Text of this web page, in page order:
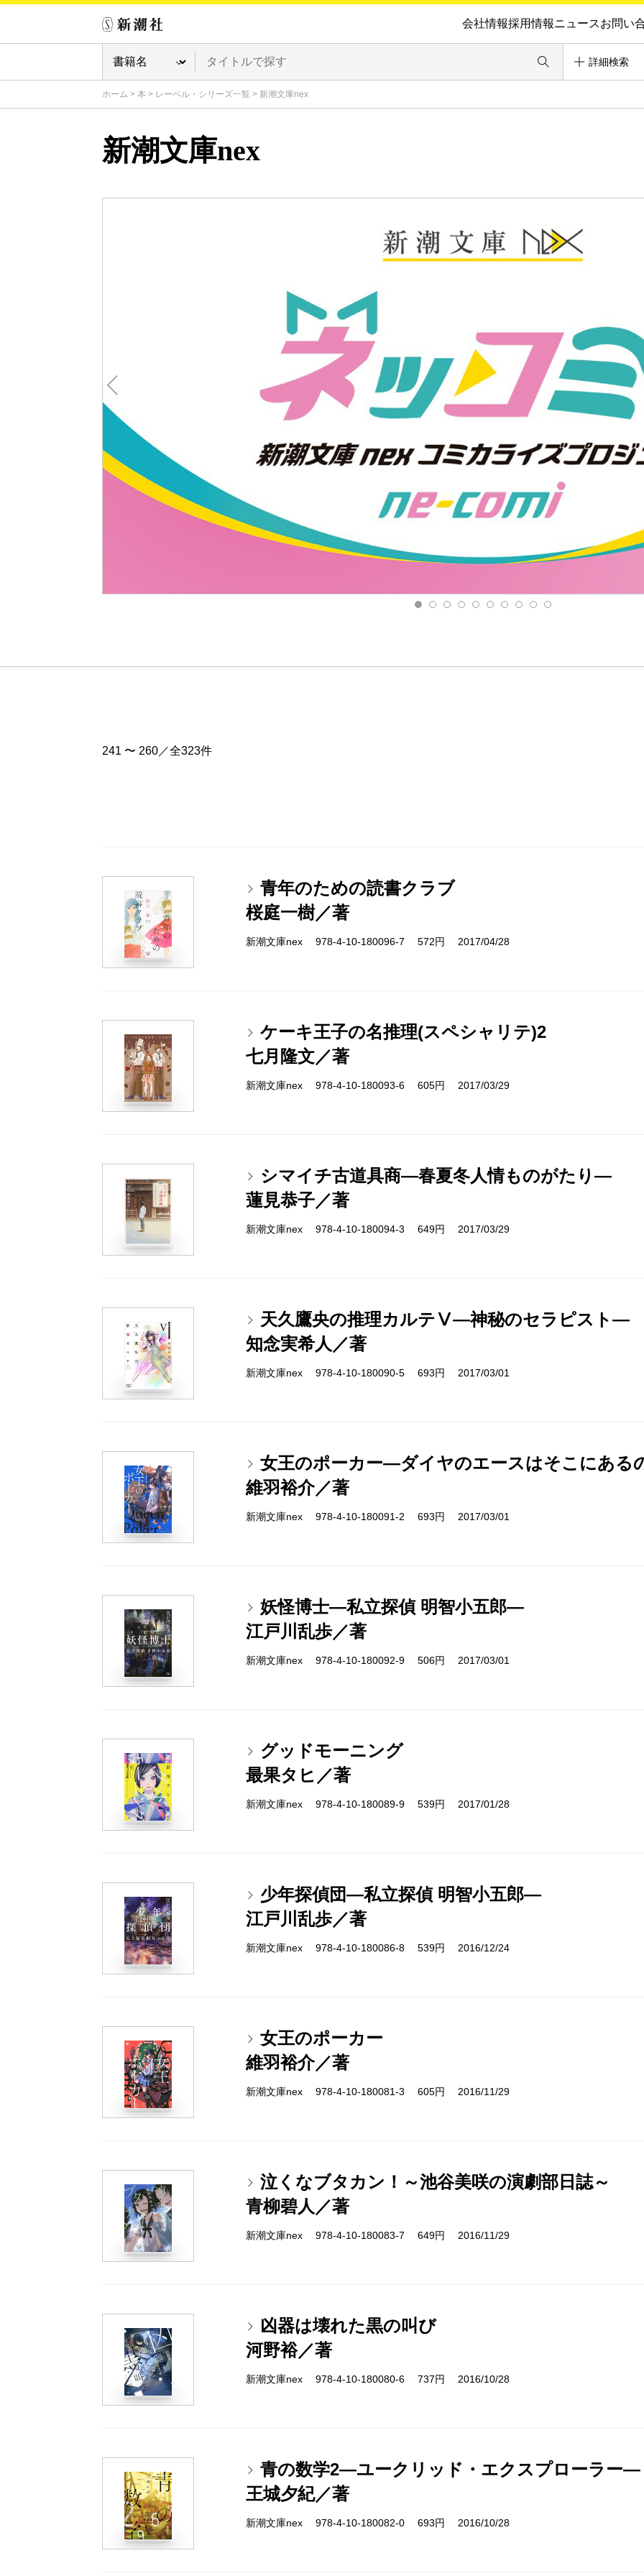
会社情報採用情報ニュースお問い
詳細検索
ホーム > 本 > レーベル・シリーズ一覧 > 新潮文庫nex
新潮文庫nex
Pre
241 〜 260／全323件
青年のための読書クラブ
桜庭一樹／著
新潮文庫nex 978-4-10-180096-7 572円 2017/04/28
ケーキ王子の名推理(スペシャリテ)2
七月隆文／著
新潮文庫nex 978-4-10-180093-6 605円 2017/03/29
シマイチ古道具商―春夏冬人情ものがたり―
蓮見恭子／著
新潮文庫nex 978-4-10-180094-3 649円 2017/03/29
天久鷹央の推理カルテⅤ―神秘のセラピスト―
知念実希人／著
新潮文庫nex 978-4-10-180090-5 693円 2017/03/01
女王のポーカー―ダイヤのエースはそこにある
維羽裕介／著
新潮文庫nex 978-4-10-180091-2 693円 2017/03/01
妖怪博士―私立探偵 明智小五郎―
江戸川乱歩／著
新潮文庫nex 978-4-10-180092-9 506円 2017/03/01
グッドモーニング
最果タヒ／著
新潮文庫nex 978-4-10-180089-9 539円 2017/01/28
少年探偵団―私立探偵 明智小五郎―
江戸川乱歩／著
新潮文庫nex 978-4-10-180086-8 539円 2016/12/24
女王のポーカー
維羽裕介／著
新潮文庫nex 978-4-10-180081-3 605円 2016/11/29
泣くなブタカン！～池谷美咲の演劇部日誌～
青柳碧人／著
新潮文庫nex 978-4-10-180083-7 649円 2016/11/29
凶器は壊れた黒の叫び
河野裕／著
新潮文庫nex 978-4-10-180080-6 737円 2016/10/28
青の数学2―ユークリッド・エクスプローラー―
王城夕紀／著
新潮文庫nex 978-4-10-180082-0 693円 2016/10/28